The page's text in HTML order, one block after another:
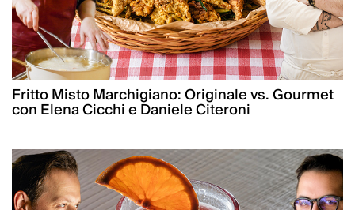
Fritto Misto Marchigiano: Originale vs. Gourmet
con Elena Cicchi e Daniele Citeroni